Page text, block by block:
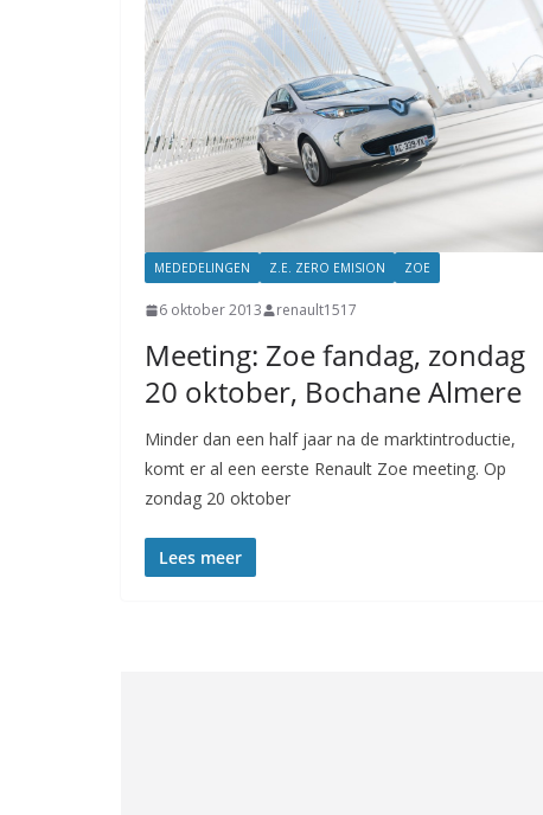
MEDEDELINGEN Z.E. ZERO EMISION ZOE
6 oktober 2013 renault1517
Meeting: Zoe fandag, zondag
20 oktober, Bochane Almere
Minder dan een half jaar na de marktintroductie,
komt er al een eerste Renault Zoe meeting. Op
zondag 20 oktober
Lees meer